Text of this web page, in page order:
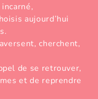
aujourd’hui
cherchent,
de se retrouver,
et de reprendre